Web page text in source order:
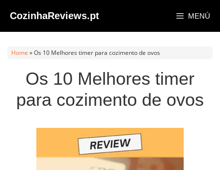
contenido
CozinhaReviews.pt MENÚ
Home »Os 10 Melhores timer para cozimento de ovos
Os 10 Melhores timer
para cozimento de ovos